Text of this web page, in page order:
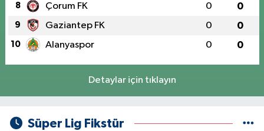
8 Çorum FK 0 0
9 Gaziantep FK 0 0
10 Alanyaspor 0 0
Detaylar için tıklayın
Süper Lig Fikstür